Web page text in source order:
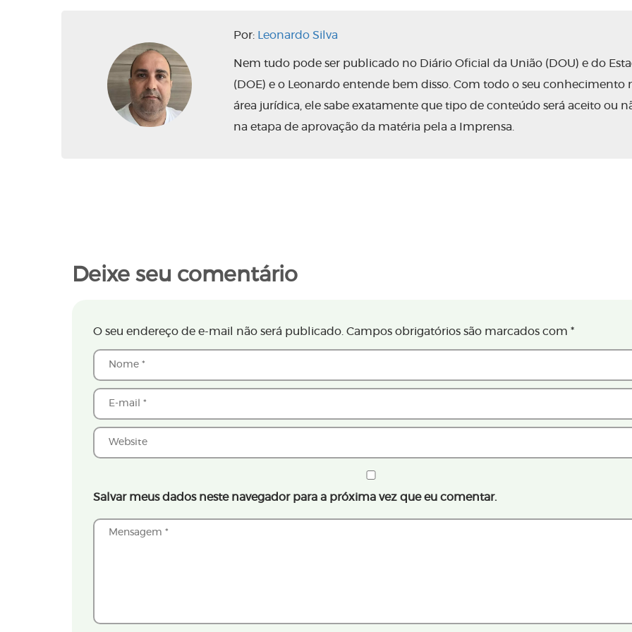
Por: Leonardo Silva
Nem tudo pode ser publicado no Diário Oficial da União (DOU) e do
(DOE) e o Leonardo entende bem disso. Com todo o seu conhecimento
área jurídica, ele sabe exatamente que tipo de conteúdo será aceito ou
na etapa de aprovação da matéria pela a Imprensa.
Deixe seu comentário
O seu endereço de e-mail não será publicado. Campos obrigatórios são marcados com *
Salvar meus dados neste navegador para a próxima vez que eu comentar.